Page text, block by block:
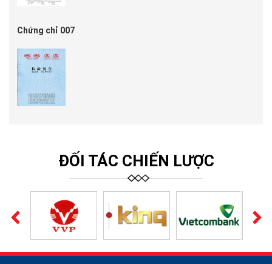
Chứng chỉ 007
ĐỐI TÁC CHIẾN LƯỢC